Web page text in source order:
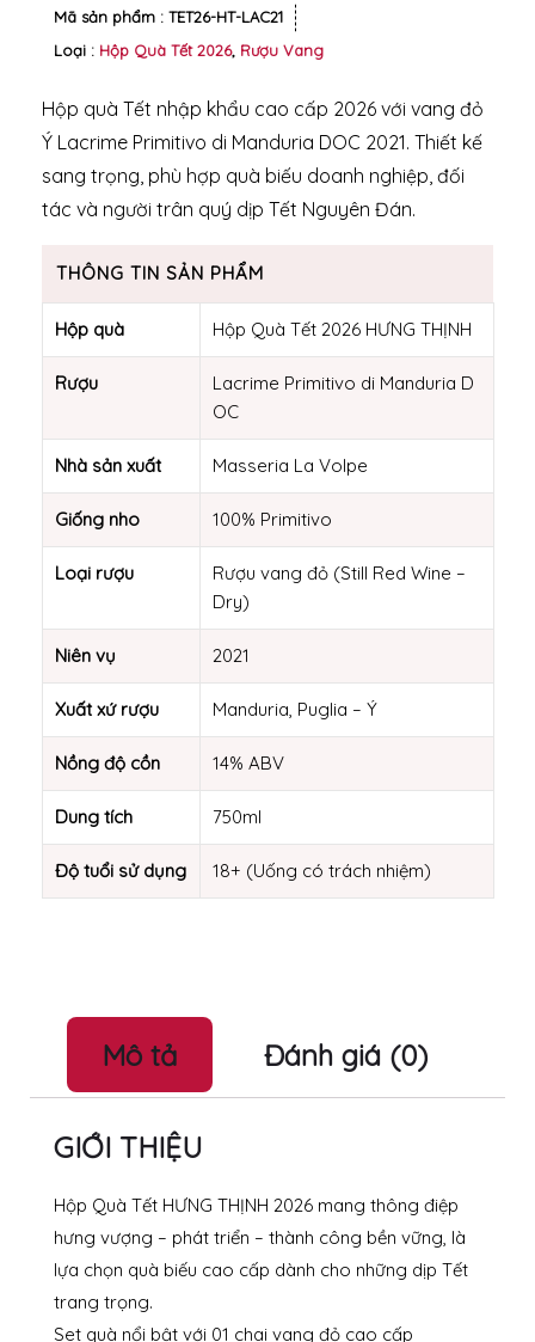
Mã sản phẩm : TET26-HT-LAC21
Loại : Hộp Quà Tết 2026, Rượu Vang
Hộp quà Tết nhập khẩu cao cấp 2026 với vang đỏ
Ý Lacrime Primitivo di Manduria DOC 2021. Thiết kế
sang trọng, phù hợp quà biếu doanh nghiệp, đối
tác và người trân quý dịp Tết Nguyên Đán.
THÔNG TIN SẢN PHẨM
Hộp quà Hộp Quà Tết 2026 HƯNG THỊNH
Rượu
Lacrime Primitivo di Manduria D
OC
Nhà sản xuất Masseria La Volpe
Giống nho 100% Primitivo
Loại rượu
Rượu vang đỏ (Still Red Wine –
Dry)
Niên vụ 2021
Xuất xứ rượu Manduria, Puglia – Ý
Nồng độ cồn 14% ABV
Dung tích 750ml
Độ tuổi sử dụng 18+ (Uống có trách nhiệm)
Mô tả Đánh giá (0)
GIỚI THIỆU
Hộp Quà Tết HƯNG THỊNH 2026 mang thông điệp
hưng vượng – phát triển – thành công bền vững, là
lựa chọn quà biếu cao cấp dành cho những dịp Tết
trang trọng.
Set quà nổi bật với 01 chai vang đỏ cao cấp